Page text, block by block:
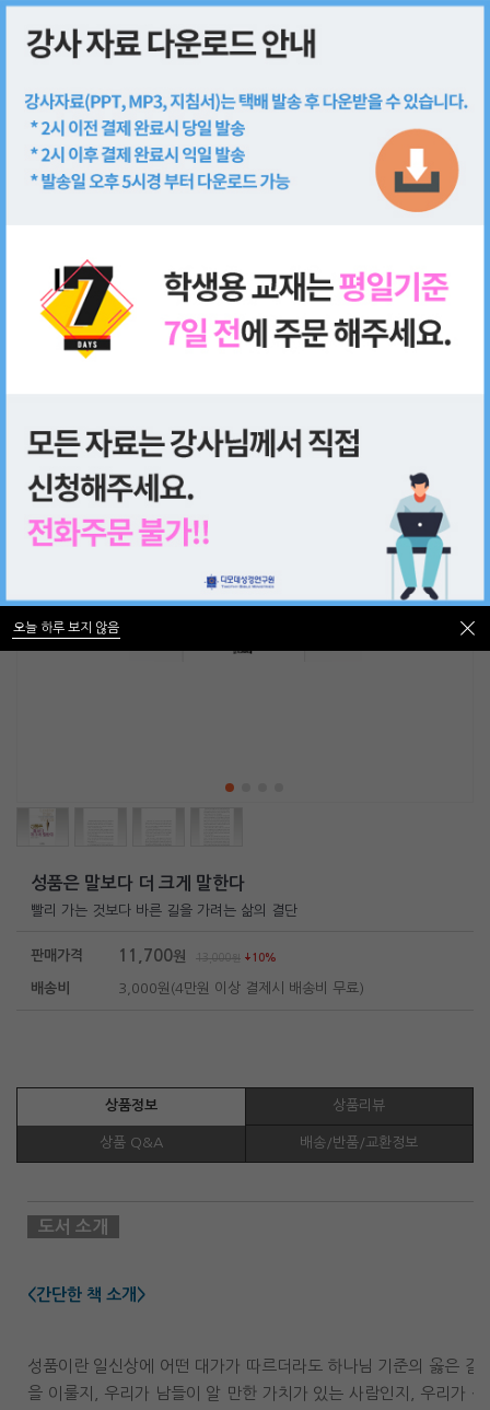
쇼핑몰
성품은 말보다 더 크게 말한다
빨리 가는 것보다 바른 길을 가려는 삶의 결단
판매가격 11,700원 13,000원 10%
배송비 3,000원(4만원 이상 결제시 배송비 무료)
상품정보 상품리뷰
상품 Q&A 배송/반품/교환정보
도서 소개
<간단한 책 소개>
성품이란 일신상에 어떤 대가가 따르더라도 하나님 기준의 옳은
을 이룰지, 우리가 남들이 알 만한 가치가 있는 사람인지, 우리가
오늘 하루 보지 않음
오늘 하루 보지 않음